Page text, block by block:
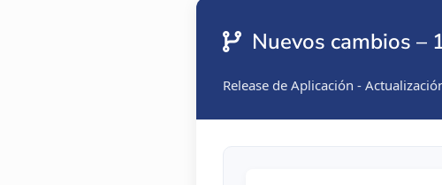
Nuevos cambios –
Release de Aplicación -